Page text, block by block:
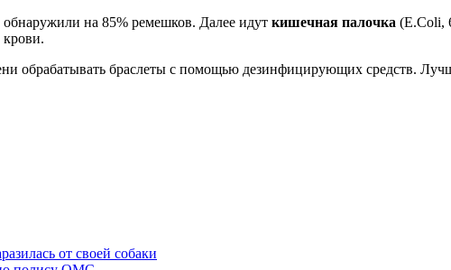
обнаружили на 85% ремешков. Далее идут кишечная палочка (E.Coli,
обрабатывать браслеты с помощью дезинфицирующих средств.
от своей собаки